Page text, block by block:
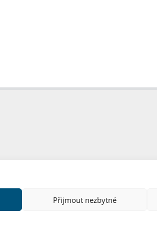
Přijmout nezbytné